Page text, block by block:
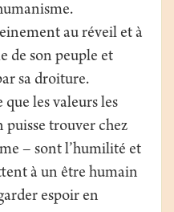
au réveil et à
de son peuple et
sa droiture.
les valeurs les
puisse trouver chez
– sont l’humilité et
à un être humain
espoir en